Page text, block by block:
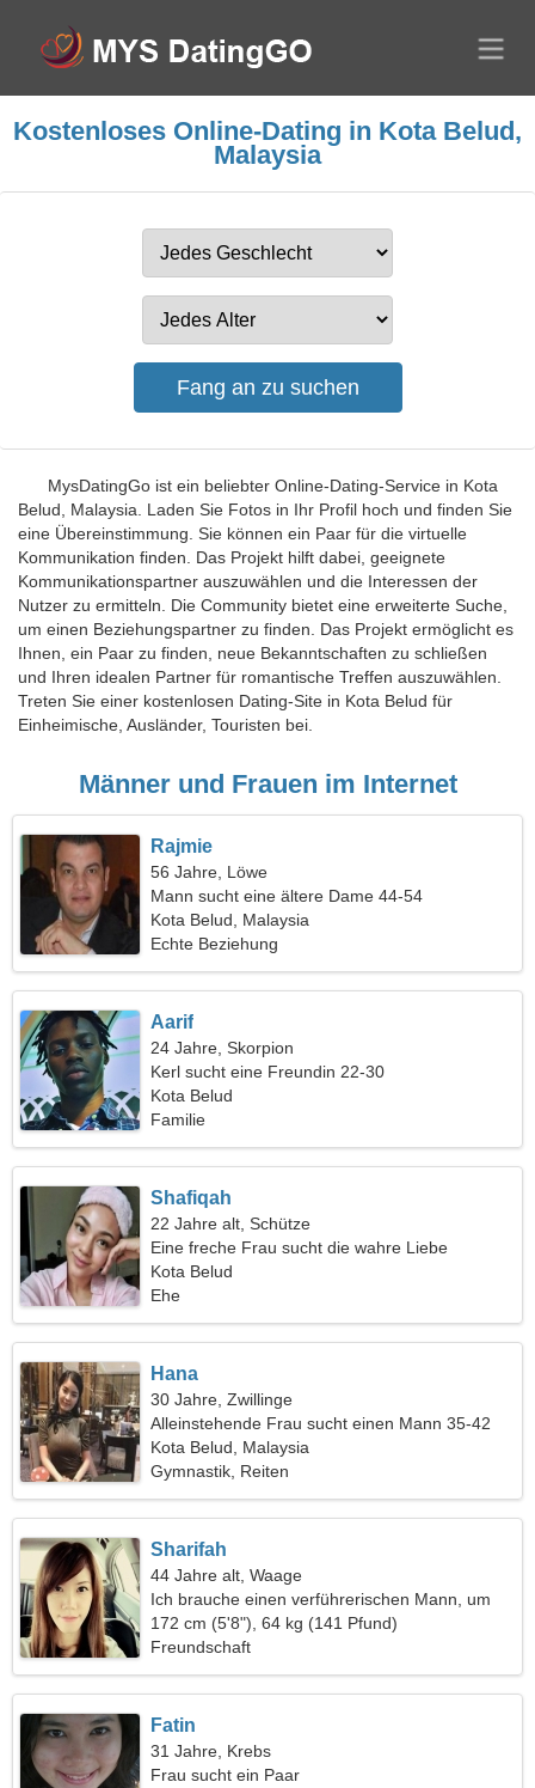
Kostenloses Online-Dating in Kota Belud,
Malaysia
MysDatingGo ist ein beliebter Online-Dating-Service in Kota
Belud, Malaysia. Laden Sie Fotos in Ihr Profil hoch und finden Sie
eine Übereinstimmung. Sie können ein Paar für die virtuelle
Kommunikation finden. Das Projekt hilft dabei, geeignete
Kommunikationspartner auszuwählen und die Interessen der
Nutzer zu ermitteln. Die Community bietet eine erweiterte Suche,
um einen Beziehungspartner zu finden. Das Projekt ermöglicht es
Ihnen, ein Paar zu finden, neue Bekanntschaften zu schließen
und Ihren idealen Partner für romantische Treffen auszuwählen.
Treten Sie einer kostenlosen Dating-Site in Kota Belud für
Einheimische, Ausländer, Touristen bei.
Männer und Frauen im Internet
Rajmie
56 Jahre, Löwe
Mann sucht eine ältere Dame 44-54
Kota Belud, Malaysia
Echte Beziehung
Aarif
24 Jahre, Skorpion
Kerl sucht eine Freundin 22-30
Kota Belud
Familie
Shafiqah
22 Jahre alt, Schütze
Eine freche Frau sucht die wahre Liebe
Kota Belud
Ehe
Hana
30 Jahre, Zwillinge
Alleinstehende Frau sucht einen Mann 35-42
Kota Belud, Malaysia
Gymnastik, Reiten
Sharifah
44 Jahre alt, Waage
Ich brauche einen verführerischen Mann, um
zusammen zu tanzen
172 cm (5'8"), 64 kg (141 Pfund)
Freundschaft
Fatin
31 Jahre, Krebs
Frau sucht ein Paar